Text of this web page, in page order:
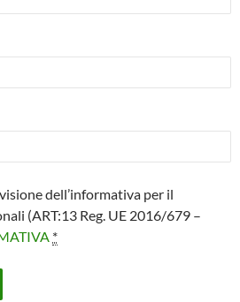
dell’informativa per il
(ART:13 Reg. UE 2016/679 –
*